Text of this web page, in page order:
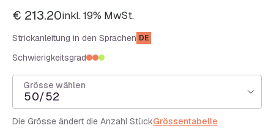
€ 213.20inkl. 19% MwSt.
Strickanleitung in den Sprachen DE
Schwierigkeitsgrad
Grösse wählen
50/52
Die Grösse ändert die Anzahl StückGrössentabelle